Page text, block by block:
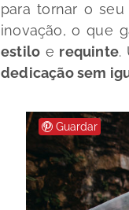
para tornar o
inovação, o que
estilo e requinte.
dedicação sem
Guardar